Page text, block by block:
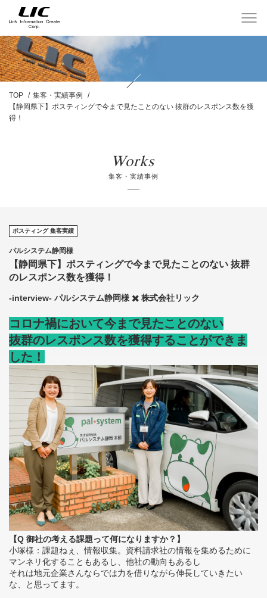
TOP
集客・実績事例
【静岡県下】ポスティングで今まで見たことのない 抜群のレスポンス数を獲
得！
Works
集客・実績事例
パルシステム静岡様
【静岡県下】ポスティングで今まで見たことのない 抜群
のレスポンス数を獲得！
ポスティング 集客実績
-interview- パルシステム静岡様 ✖️ 株式会社リック
コロナ禍において今まで見たことのない
抜群のレスポンス数を獲得することができま
した！
【Q 御社の考える課題って何になりますか？】
小塚様：課題ねぇ、情報収集。資料請求社の情報を集めるために
マンネリ化することもあるし、他社の動向もあるし
それは地元企業さんならでは力を借りながら伸長していきたい
な、と思ってます。